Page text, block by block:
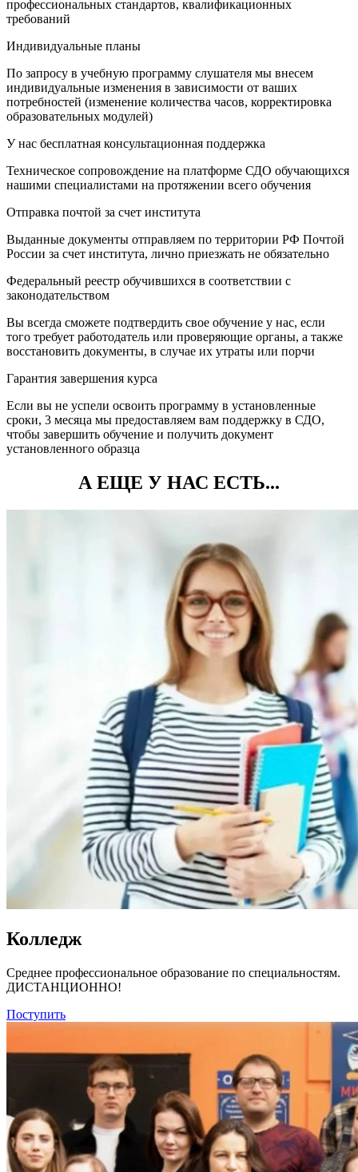
профессиональных стандартов, квалификационных
требований
Индивидуальные планы
По запросу в учебную программу слушателя мы внесем
индивидуальные изменения в зависимости от ваших
потребностей (изменение количества часов, корректировка
образовательных модулей)
У нас бесплатная консультационная поддержка
Техническое сопровождение на платформе СДО обучающихся
нашими специалистами на протяжении всего обучения
Отправка почтой за счет института
Выданные документы отправляем по территории РФ Почтой
России за счет института, лично приезжать не обязательно
Федеральный реестр обучившихся в соответствии с
законодательством
Вы всегда сможете подтвердить свое обучение у нас, если
того требует работодатель или проверяющие органы, а также
восстановить документы, в случае их утраты или порчи
Гарантия завершения курса
Если вы не успели освоить программу в установленные
сроки, 3 месяца мы предоставляем вам поддержку в СДО,
чтобы завершить обучение и получить документ
установленного образца
А ЕЩЕ У НАС ЕСТЬ...
Колледж
Среднее профессиональное образование по специальностям.
ДИСТАНЦИОННО!
Поступить